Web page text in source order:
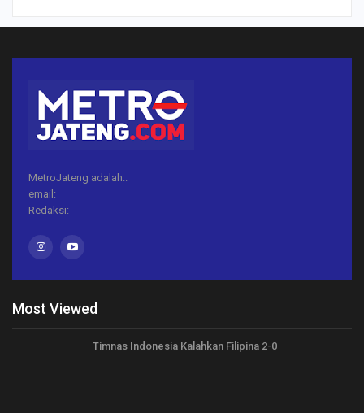
MetroJateng adalah..
email:
Redaksi:
Most Viewed
Timnas Indonesia Kalahkan Filipina 2-0